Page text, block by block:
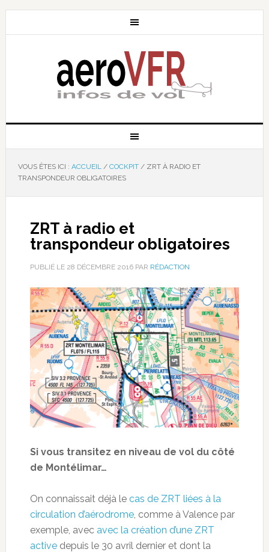
VOUS ÊTES ICI : ACCUEIL / COCKPIT /ZRT À RADIO ET
TRANSPONDEUR OBLIGATOIRES
ZRT à radio et
transpondeur obligatoires
PUBLIÉ LE 28 DÉCEMBRE 2016PAR RÉDACTION
Si vous transitez en niveau de vol du côté
de Montélimar…
On connaissait déjà le cas de ZRT liées à la
circulation d’aérodrome, comme à Valence par
exemple, avec avec la création d’une ZRT
activedepuis le 30 avril dernier et dont la